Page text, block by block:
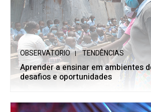
OBSERVATORIO TENDÊNCIAS
Aprender a ensinar em ambientes
desafios e oportunidades